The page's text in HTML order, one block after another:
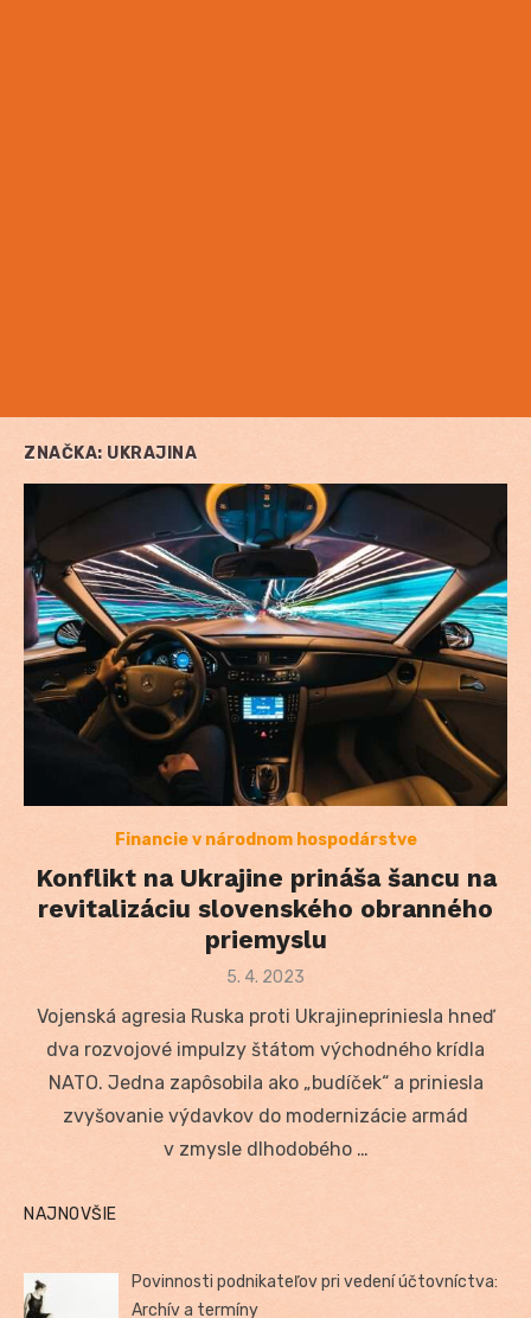
ZNAČKA: UKRAJINA
Financie v národnom hospodárstve
Konflikt na Ukrajine prináša šancu na
revitalizáciu slovenského obranného
priemyslu
Posted
5. 4. 2023
Vojenská agresia Ruska proti Ukrajinepriniesla hneď
dva rozvojové impulzy štátom východného krídla
NATO. Jedna zapôsobila ako „budíček“ a priniesla
zvyšovanie výdavkov do modernizácie armád
v zmysle dlhodobého …
NAJNOVŠIE
Povinnosti podnikateľov pri vedení účtovníctva:
Archív a termíny